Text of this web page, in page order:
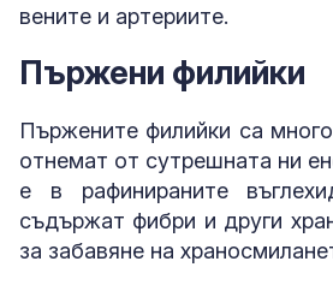
вените и артериите.
Пържени филийки
Пържените филийки са
отнемат от сутрешната ни
е в рафинираните
съдържат фибри и други
за забавяне на